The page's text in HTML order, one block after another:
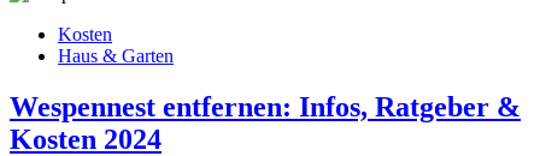
Kosten
Haus & Garten
Wespennest entfernen: Infos, Ratgeber &
Kosten 2024